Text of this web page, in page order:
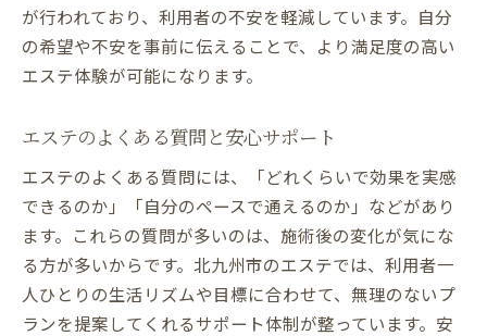
が行われており、利用者の不安を軽減しています。自分
の希望や不安を事前に伝えることで、より満足度の高い
エステ体験が可能になります。
エステのよくある質問と安心サポート
エステのよくある質問には、「どれくらいで効果を実感
できるのか」「自分のペースで通えるのか」などがあり
ます。これらの質問が多いのは、施術後の変化が気にな
る方が多いからです。北九州市のエステでは、利用者一
人ひとりの生活リズムや目標に合わせて、無理のないプ
ランを提案してくれるサポート体制が整っています。安